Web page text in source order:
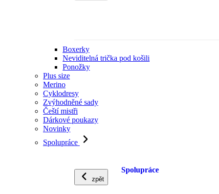
Boxerky
Neviditelná trička pod košili
Ponožky
Plus size
Merino
Cyklodresy
Zvýhodněné sady
Čeští mistři
Dárkové poukazy
Novinky
Spolupráce
zpět
Spolupráce